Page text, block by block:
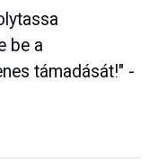
be a
támadását!" -